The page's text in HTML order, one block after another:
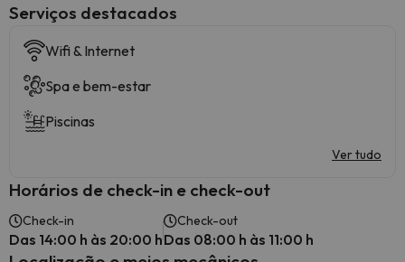
Serviços destacados
Wifi & Internet
Spa e bem-estar
Piscinas
Ver tudo
Horários de check-in e check-out
Check-in
Das 14:00 h às 20:00 h
Check-out
Das 08:00 h às 11:00 h